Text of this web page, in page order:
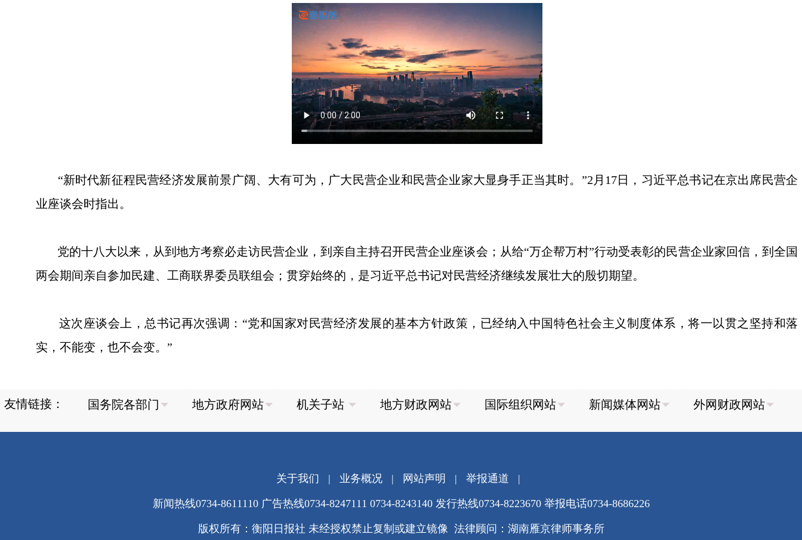
“新时代新征程民营经济发展前景广阔、大有可为，广大民营企业和民营企业家大显身手正当其时。”2月17日，习近平总书记在京出席民营企
业座谈会时指出。
党的十八大以来，从到地方考察必走访民营企业，到亲自主持召开民营企业座谈会；从给“万企帮万村”行动受表彰的民营企业家回信，到全国
两会期间亲自参加民建、工商联界委员联组会；贯穿始终的，是习近平总书记对民营经济继续发展壮大的殷切期望。
这次座谈会上，总书记再次强调：“党和国家对民营经济发展的基本方针政策，已经纳入中国特色社会主义制度体系，将一以贯之坚持和落
实，不能变，也不会变。”
友情链接：
关于我们 | 业务概况| 网站声明 | 举报通道 |
新闻热线0734-8611110 广告热线0734-8247111 0734-8243140 发行热线0734-8223670 举报电话0734-8686226
版权所有：衡阳日报社 未经授权禁止复制或建立镜像 法律顾问：湖南雁京律师事务所